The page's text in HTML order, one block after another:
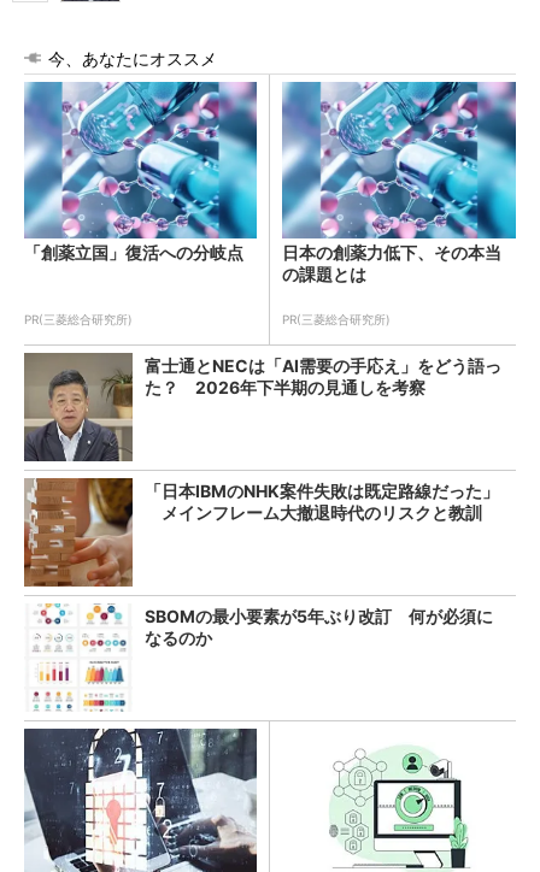
今、あなたにオススメ
「創薬立国」復活への分岐点
PR(三菱総合研究所)
日本の創薬力低下、その本当
の課題とは
PR(三菱総合研究所)
富士通とNECは「AI需要の手応え」をどう語っ
た？ 2026年下半期の見通しを考察
「日本IBMのNHK案件失敗は既定路線だった」
メインフレーム大撤退時代のリスクと教訓
SBOMの最小要素が5年ぶり改訂 何が必須に
なるのか